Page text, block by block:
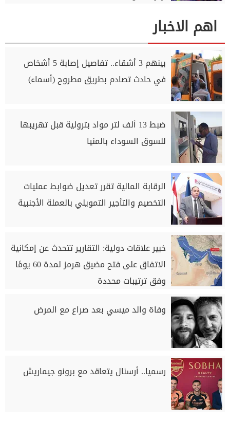
اهم الاخبار
بينهم 3 أشقاء.. تفاصيل إصابة 5 أشخاص
في حادث تصادم بطريق مطروح (أسماء)
ضبط 13 ألف لتر مواد بترولية قبل تهريبها
للسوق السوداء بالمنيا
الرقابة المالية تقرر تعديل ضوابط عمليات
التخصيم والتأجير التمويلي بالعملة الأجنبية
خبير علاقات دولية: التقارير تتحدث عن إمكانية
الاتفاق على فتح مضيق هرمز لمدة 60 يومًا
وفق ترتيبات محددة
وفاة والد ميسي بعد صراع مع المرض
رسميا.. أرسنال يتعاقد مع برونو جيماريش